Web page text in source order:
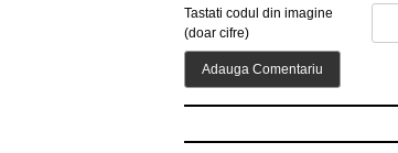
Tastati codul din imagine
(doar cifre)